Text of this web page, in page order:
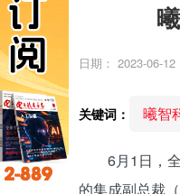
日期： 2023-06-12
关键词： 曦智
6月1日，
的集成副总裁